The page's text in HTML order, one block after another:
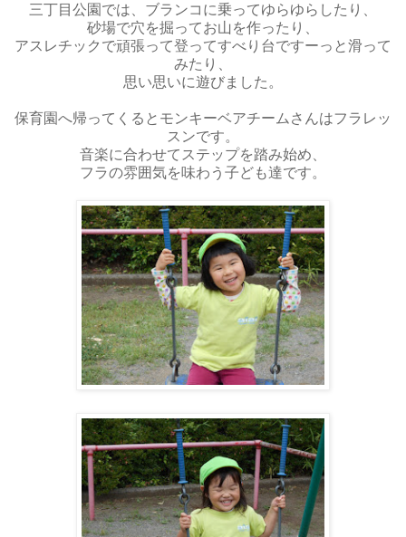
三丁目公園では、ブランコに乗ってゆらゆらしたり、
砂場で穴を掘ってお山を作ったり、
アスレチックで頑張って登ってすべり台ですーっと滑って
みたり、
思い思いに遊びました。
保育園へ帰ってくるとモンキーベアチームさんはフラレッ
スンです。
音楽に合わせてステップを踏み始め、
フラの雰囲気を味わう子ども達です。